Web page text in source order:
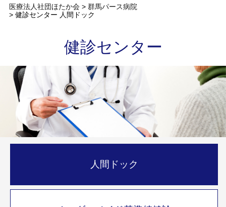
医療法人社団ほたか会
群馬パース病院
健診センター 人間ドック
健診センター
人間ドック